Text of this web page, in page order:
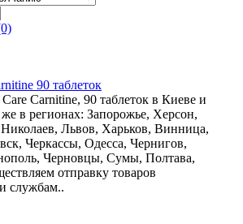
90 таблеток
Carnitine, 90 таблеток в Киеве и
в регионах: Запорожье, Херсон,
Львов, Харьков, Винница,
Черкассы, Одесса, Чернигов,
Черновцы, Сумы, Полтава,
отправку товаров
службам..